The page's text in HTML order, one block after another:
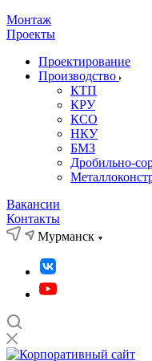
Монтаж
Проекты
Проектирование
Производство
КТП
КРУ
КСО
НКУ
БМЗ
Дробильно-
Вакансии
Контакты
Мурманск